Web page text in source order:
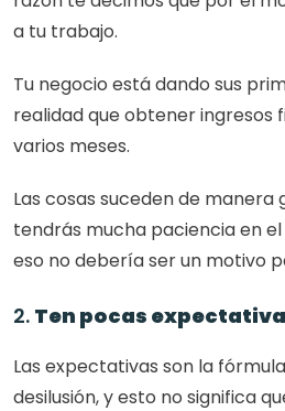
a tu trabajo.
Tu negocio está dando sus
realidad que obtener ingresos
varios meses.
Las cosas suceden de manera
tendrás mucha paciencia en
eso no debería ser un motivo
2. Ten pocas
Las expectativas son la
desilusión, y esto no significa